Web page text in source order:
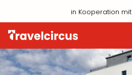
in Kooperation mit